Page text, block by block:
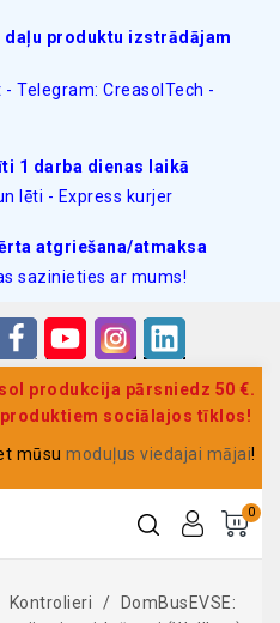
produktu izstrādājam
Telegram: CreasolTech -
1 darba dienas laikā
lēti - Express kurjer
atgriešana/atmaksa
sazinieties ar mums!
produkcija pārsniedz 50 €.
sociālajos tīklos!
mūsumoduļus viedajai mājai!
0
Kontrolieri
DomBusEVSE: